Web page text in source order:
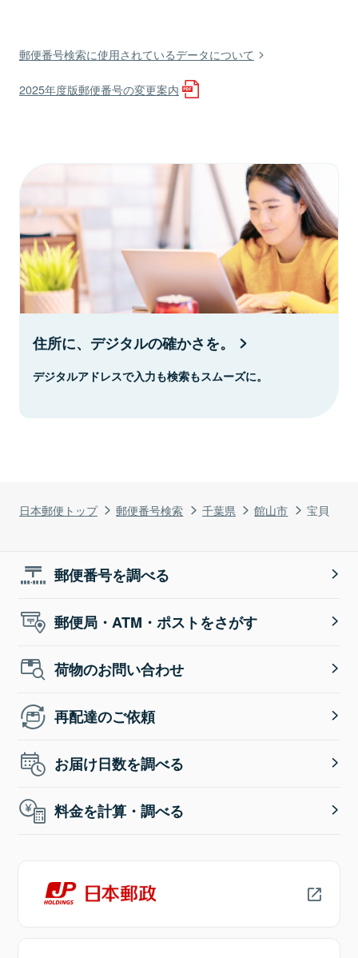
日本郵便トップ 郵便番号検索 千葉県 館山市 宝貝
郵便番号検索に使用されているデータについて
2025年度版郵便番号の変更案内
住所に、デジタルの確かさを。
デジタルアドレスで入力も検索もスムーズに。
郵便番号を調べる
郵便局・ATM・ポストをさがす
荷物のお問い合わせ
再配達のご依頼
お届け日数を調べる
料金を計算・調べる